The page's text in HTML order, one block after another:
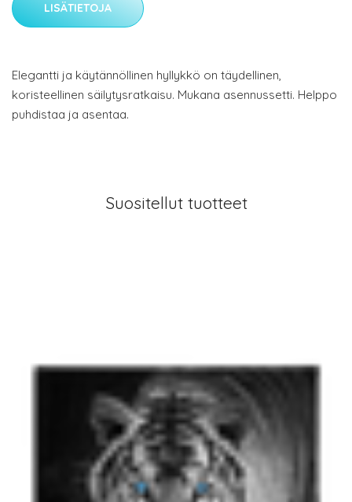
LISÄTIETOJA
Elegantti ja käytännöllinen hyllykkö on täydellinen,
koristeellinen säilytysratkaisu. Mukana asennussetti. Helppo
puhdistaa ja asentaa.
Suositellut tuotteet